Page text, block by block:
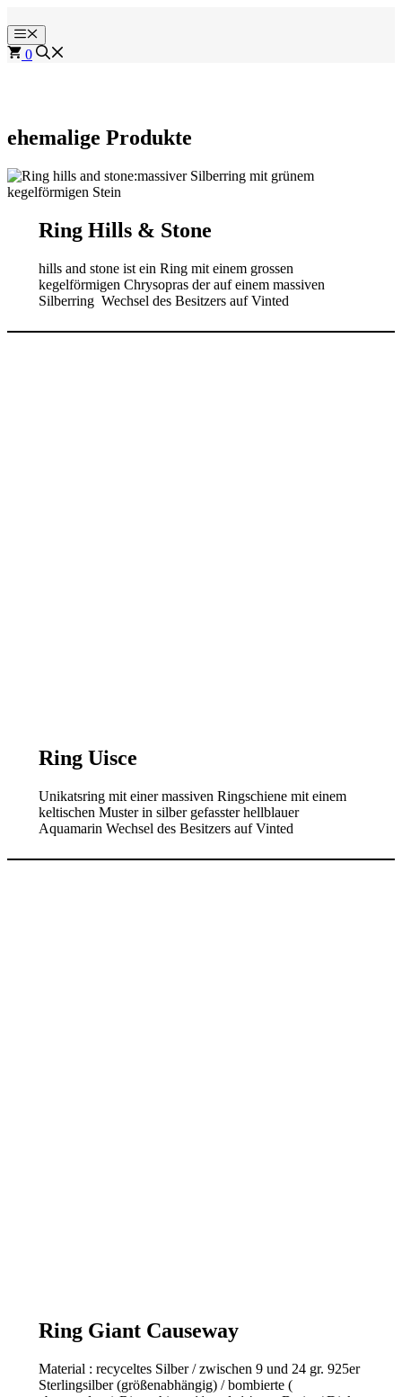
Inhalt
springen
Menü
0
ehemalige Produkte
Ring Hills & Stone
hills and stone ist ein Ring mit einem grossen
kegelförmigen Chrysopras der auf einem massiven
Silberring Wechsel des Besitzers auf Vinted
Ring Uisce
Unikatsring mit einer massiven Ringschiene mit einem
keltischen Muster in silber gefasster hellblauer
Aquamarin Wechsel des Besitzers auf Vinted
Ring Giant Causeway
Material : recyceltes Silber / zwischen 9 und 24 gr. 925er
Sterlingsilber (größenabhängig) / bombierte (